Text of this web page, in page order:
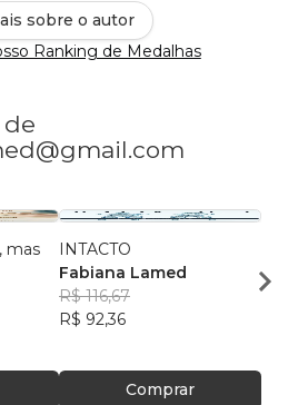
sobre o autor
Ranking de Medalhas
de
mas
INTACTO
Fabiana Lamed
R$ 116,67
R$ 92,36
Comprar